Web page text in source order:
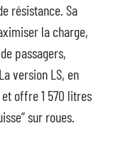
résistance. Sa
la charge,
passagers,
version LS, en
et offre 1 570 litres
sur roues.